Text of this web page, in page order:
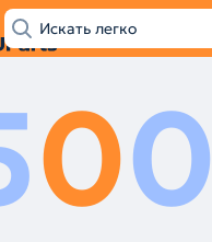
00